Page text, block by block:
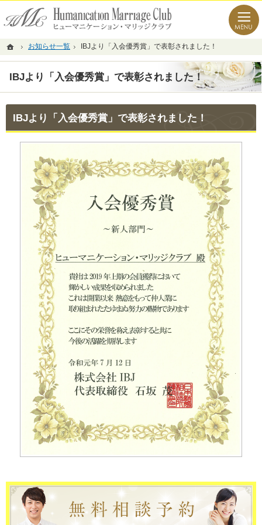
ホーム
お知らせ一覧 IBJより「入会優秀賞」で表彰されました！
IBJより「入会優秀賞」で表彰されました！
経験豊富なコンサルタント。目黒・渋谷の結婚相談所なら当相談所へ。
目黒・渋谷の結婚相談所なら新しい出会いの場を開くヒューマニケーション・マリッジク
IBJより「入会優秀賞」で表彰されました！